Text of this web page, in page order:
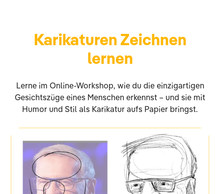
Karikaturen Zeichnen
lernen
Lerne im Online-Workshop, wie du die einzigartigen
Gesichtszüge eines Menschen erkennst – und sie mit
Humor und Stil als Karikatur aufs Papier bringst.